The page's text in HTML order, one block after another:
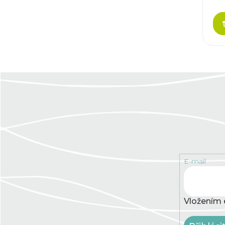
E-mail
Vložením